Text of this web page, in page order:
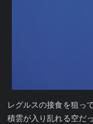
レグルスの接食を狙っ
積雲が入り乱れる空だ